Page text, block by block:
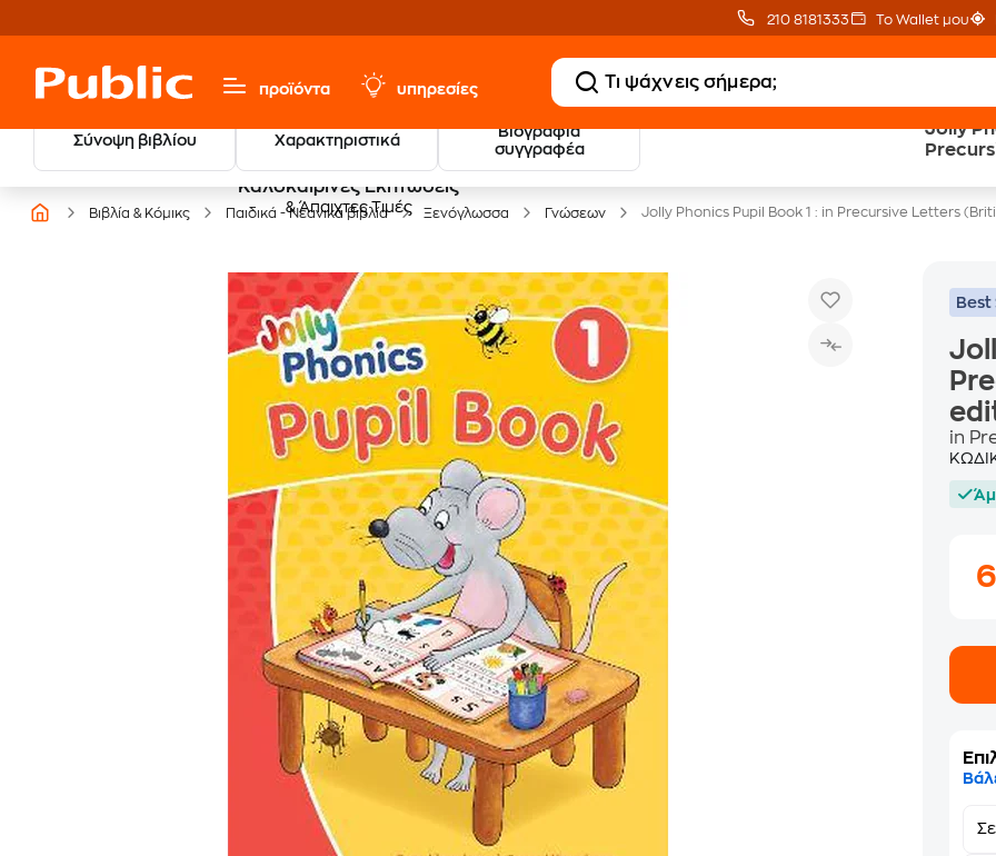
210 8181333 Το Wallet μου
προϊόντα υπηρεσίες
Σύνοψη βιβλίου Χαρακτηριστικά
Βιογραφία
συγγραφέα
Jolly
Καλοκαιρινές Εκπτώσεις
& Άπαιχτες Τιμές
20 € Public επιστροφή
με Snappi
Δωρεάν
Βιβλία & Κόμικς Παιδικά - Νεανικά βιβλία Ξενόγλωσσα Γνώσεων Jolly Phonics Pupil Book 1 : in Precursive Letters
Best
in